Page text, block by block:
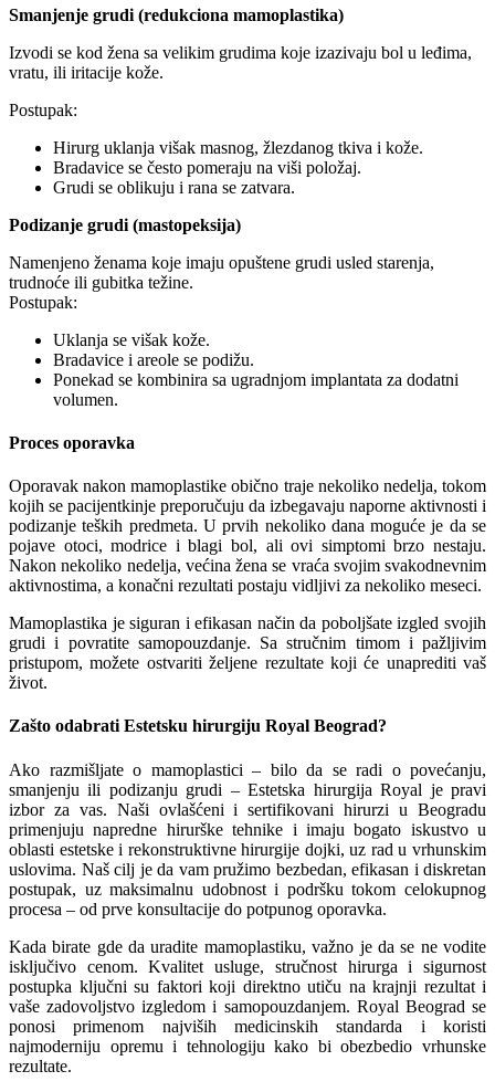
Smanjenje grudi (redukciona mamoplastika)
Izvodi se kod žena sa velikim grudima koje izazivaju bol u leđima,
vratu, ili iritacije kože.
Postupak:
Hirurg uklanja višak masnog, žlezdanog tkiva i kože.
Bradavice se često pomeraju na viši položaj.
Grudi se oblikuju i rana se zatvara.
Podizanje grudi (mastopeksija)
Namenjeno ženama koje imaju opuštene grudi usled starenja,
trudnoće ili gubitka težine.
Postupak:
Uklanja se višak kože.
Bradavice i areole se podižu.
Ponekad se kombinira sa ugradnjom implantata za dodatni
volumen.
Proces oporavka
Oporavak nakon mamoplastike obično traje nekoliko nedelja, tokom
kojih se pacijentkinje preporučuju da izbegavaju naporne aktivnosti i
podizanje teških predmeta. U prvih nekoliko dana moguće je da se
pojave otoci, modrice i blagi bol, ali ovi simptomi brzo nestaju.
Nakon nekoliko nedelja, većina žena se vraća svojim svakodnevnim
aktivnostima, a konačni rezultati postaju vidljivi za nekoliko meseci.
Mamoplastika je siguran i efikasan način da poboljšate izgled svojih
grudi i povratite samopouzdanje. Sa stručnim timom i pažljivim
pristupom, možete ostvariti željene rezultate koji će unaprediti vaš
život.
Zašto odabrati Estetsku hirurgiju Royal Beograd?
Ako razmišljate o mamoplastici – bilo da se radi o povećanju,
smanjenju ili podizanju grudi – Estetska hirurgija Royal je pravi
izbor za vas. Naši ovlašćeni i sertifikovani hirurzi u Beogradu
primenjuju napredne hirurške tehnike i imaju bogato iskustvo u
oblasti estetske i rekonstruktivne hirurgije dojki, uz rad u vrhunskim
uslovima. Naš cilj je da vam pružimo bezbedan, efikasan i diskretan
postupak, uz maksimalnu udobnost i podršku tokom celokupnog
procesa – od prve konsultacije do potpunog oporavka.
Kada birate gde da uradite mamoplastiku, važno je da se ne vodite
isključivo cenom. Kvalitet usluge, stručnost hirurga i sigurnost
postupka ključni su faktori koji direktno utiču na krajnji rezultat i
vaše zadovoljstvo izgledom i samopouzdanjem. Royal Beograd se
ponosi primenom najviših medicinskih standarda i koristi
najmoderniju opremu i tehnologiju kako bi obezbedio vrhunske
rezultate.